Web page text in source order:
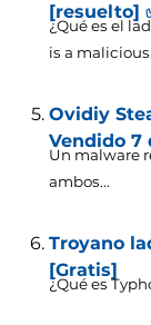
[resuelto]
¿Qué es el
is a
Ovidiy
Vendido 7
Un malware
ambos...
Troyano
[Gratis]
¿Qué es